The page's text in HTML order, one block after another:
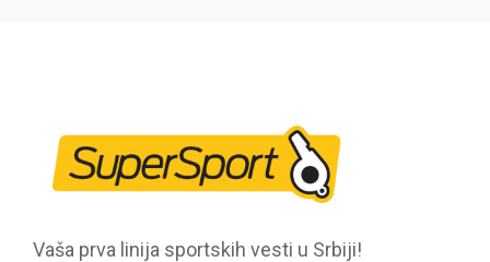
Vaša prva linija sportskih vesti u Srbiji!